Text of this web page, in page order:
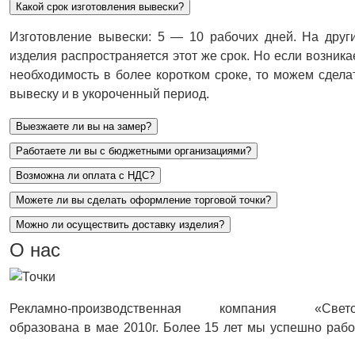
Какой срок изготовления вывески?
Изготовление вывески: 5 — 10 рабочих дней. На
изделия распространяется этот же срок. Но если
необходимость в более коротком сроке, то можем
вывеску и в укороченный период.
Выезжаете ли вы на замер?
Работаете ли вы с бюджетными организациями?
Возможна ли оплата с НДС?
Можете ли вы сделать оформление торговой точки?
Можно ли осуществить доставку изделия?
О нас
Рекламно-производственная компания
образована в мае 2010г. Более 15 лет мы успешно